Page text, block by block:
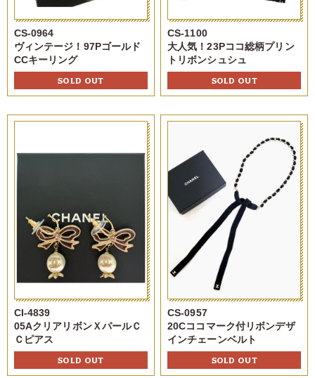
CS-0964
ヴィンテージ！97Pゴールド
CCキーリング
SOLD OUT
CS-1100
大人気！23Pココ総柄プリン
トリボンシュシュ
SOLD OUT
CI-4839
05AクリアリボンＸパールＣ
Ｃピアス
SOLD OUT
CS-0957
20Cココマーク付リボンデザ
インチェーンベルト
SOLD OUT